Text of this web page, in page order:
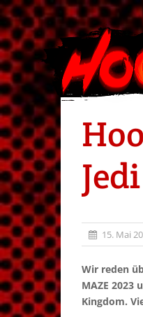
15. Mai
Wir reden
MAZE 2023
Kingdom.